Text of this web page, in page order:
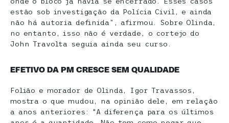
estão sob investigação da Polícia Civil, e ainda
não há autoria definida”, afirmou. Sobre Olinda,
no entanto, isso não é verdade, o cortejo do
John Travolta seguia ainda seu curso.
EFETIVO DA PM CRESCE SEM QUALIDADE
Folião e morador de Olinda, Igor Travassos,
mostra o que mudou, na opinião dele, em relação
a anos anteriores: “A diferença para os últimos